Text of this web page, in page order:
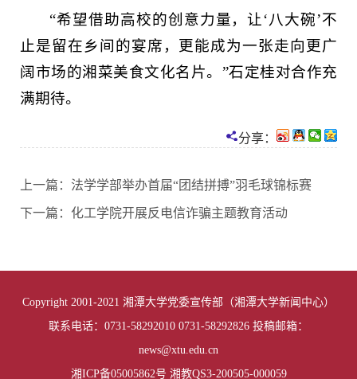
“希望借助高校的创意力量，让‘八大碗’不
止是留在乡间的宴席，更能成为一张走向更广
阔市场的湘菜美食文化名片。”石定桂对合作充
满期待。
分享：
上一篇： 法学学部举办首届“团结拼搏”羽毛球锦标赛
下一篇： 化工学院开展反电信诈骗主题教育活动
Copyright 2001-2021 湘潭大学党委宣传部（湘潭大学新闻中心）
联系电话：0731-58292010 0731-58292826 投稿邮箱：
news@xtu.edu.cn
湘ICP备05005862号 湘教QS3-200505-000059
01 of 02